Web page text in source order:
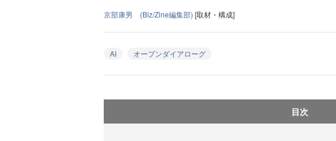
京部康男 (Biz/Zine編集部) [取材・構成]
AI オープンダイアローグ
目次